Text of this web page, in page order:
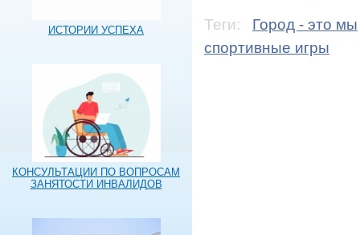
ИСТОРИИ УСПЕХА
КОНСУЛЬТАЦИИ ПО ВОПРОСАМ
ЗАНЯТОСТИ ИНВАЛИДОВ
Теги:
Город - это мы
спортивные игры